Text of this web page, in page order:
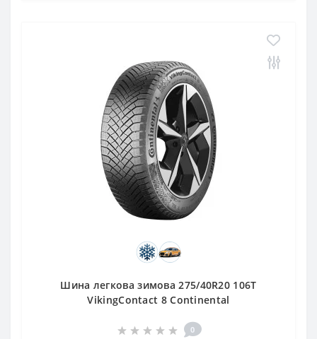
Шина легкова зимова 275/40R20 106T
VikingContact 8 Continental
0